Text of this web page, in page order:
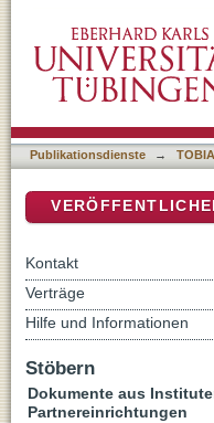
1995
Publikationsdienste →
Kontakt
Verträge
Hilfe und Informationen
Stöbern
Dokumente aus
Partnereinrichtungen